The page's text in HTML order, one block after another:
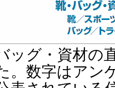
ッグ・資材の
。数字はアン